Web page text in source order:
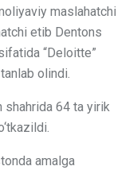
maslahatchi
etib Dentons
“Deloitte”
olindi.
shahrida 64 ta yirik
amalga